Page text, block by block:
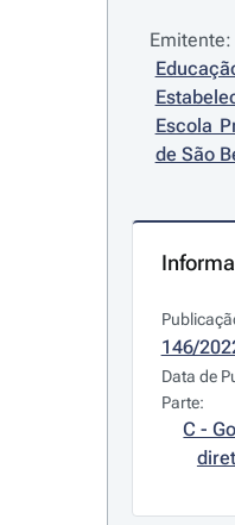
Emitente:
Escola
de São
146/
Data de
Parte:
C -